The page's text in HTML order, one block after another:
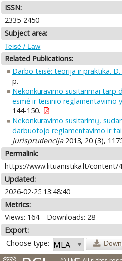
ISSN:
2335-2450
Subject area:
Teisė / Law
Related Publications:
Darbo teisė: teorija ir praktika. D.
p.
Nekonkuravimo susitarimai tarp
esmė ir teisinio reglamentavimo
144-150.
Nekonkuravimo susitarimų,
darbuotojo reglamentavimo ir
Jurisprudencija2013, 20 (3),
Permalink:
https://www.lituanistika.lt/content/
Updated:
2026-02-25 13:48:40
Metrics:
Views: 164
Downloads: 28
Export:
Choose type: